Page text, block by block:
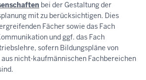
bei der Gestaltung der
mit zu berücksichtigen. Dies
Fächer sowie das Fach
und ggf. das Fach
sofern Bildungspläne von
nicht-kaufmännischen Fachbereichen